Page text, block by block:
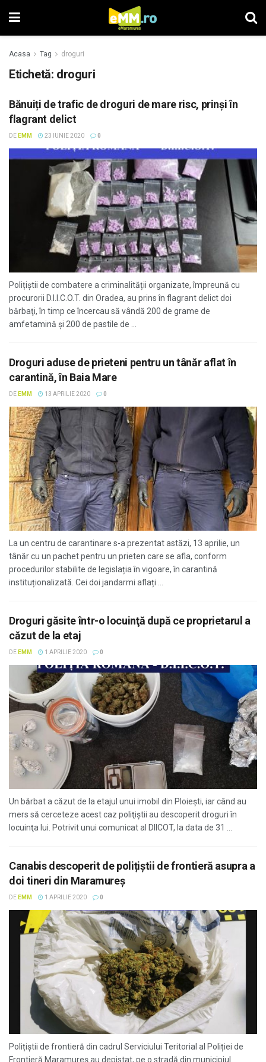
Acasa Tag droguri
Etichetă: droguri
Bănuiți de trafic de droguri de mare risc, prinși în
flagrant delict
DE EMM 23 IUNIE 2020 0
Polițiștii de combatere a criminalității organizate, împreună cu
procurorii D.I.I.C.O.T. din Oradea, au prins în flagrant delict doi
bărbaţi, în timp ce încercau să vândă 200 de grame de
amfetamină şi 200 de pastile de ...
Droguri aduse de prieteni pentru un tânăr aflat în
carantină, în Baia Mare
DE EMM 13 APRILIE 2020 0
La un centru de carantinare s-a prezentat astăzi, 13 aprilie, un
tânăr cu un pachet pentru un prieten care se afla, conform
procedurilor stabilite de legislația în vigoare, în carantină
instituționalizată. Cei doi jandarmi aflați ...
Droguri găsite într-o locuinţă după ce proprietarul a
căzut de la etaj
DE EMM 1 APRILIE 2020 0
Un bărbat a căzut de la etajul unui imobil din Ploieşti, iar când au
mers să cerceteze acest caz poliţiştii au descoperit droguri în
locuinţa lui. Potrivit unui comunicat al DIICOT, la data de 31 ...
Canabis descoperit de polițiștii de frontieră asupra a
doi tineri din Maramureș
DE EMM 1 APRILIE 2020 0
Polițiștii de frontieră din cadrul Serviciului Teritorial al Poliției de
Frontieră Maramureș au depistat, pe o stradă din municipiul